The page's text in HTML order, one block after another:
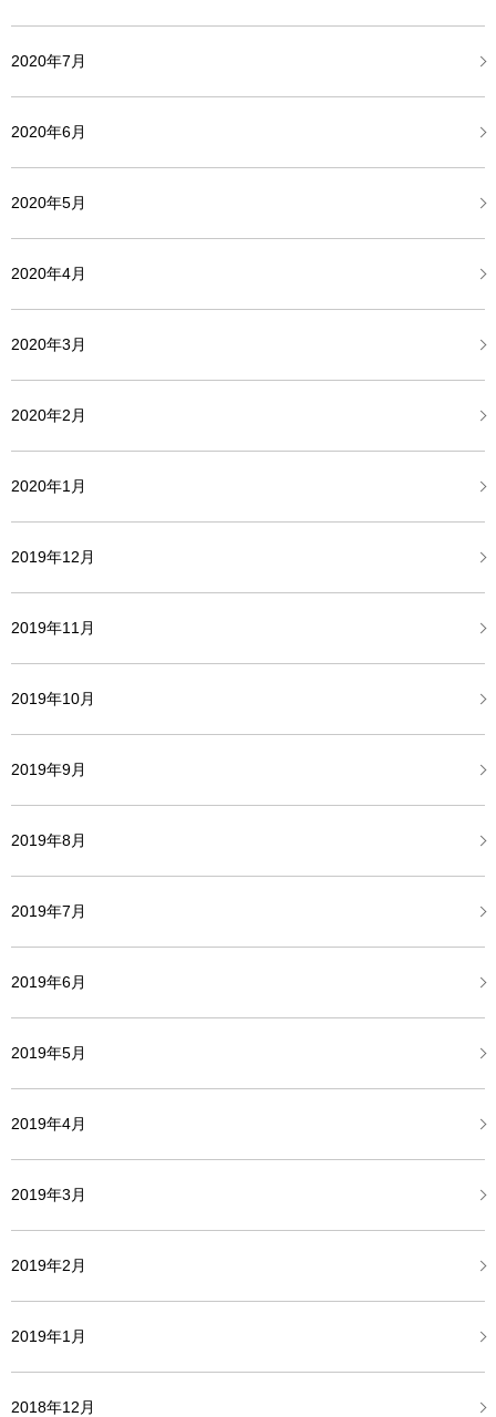
2020年7月
2020年6月
2020年5月
2020年4月
2020年3月
2020年2月
2020年1月
2019年12月
2019年11月
2019年10月
2019年9月
2019年8月
2019年7月
2019年6月
2019年5月
2019年4月
2019年3月
2019年2月
2019年1月
2018年12月